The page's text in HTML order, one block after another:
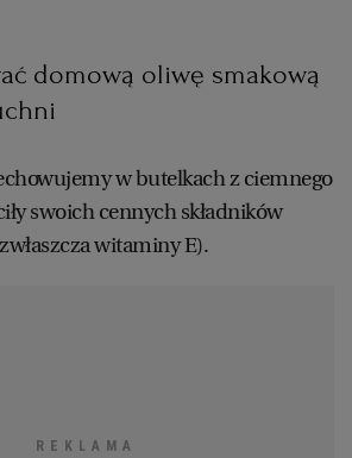
domową oliwę smakową
w butelkach z ciemnego
swoich cennych składników
witaminy E).